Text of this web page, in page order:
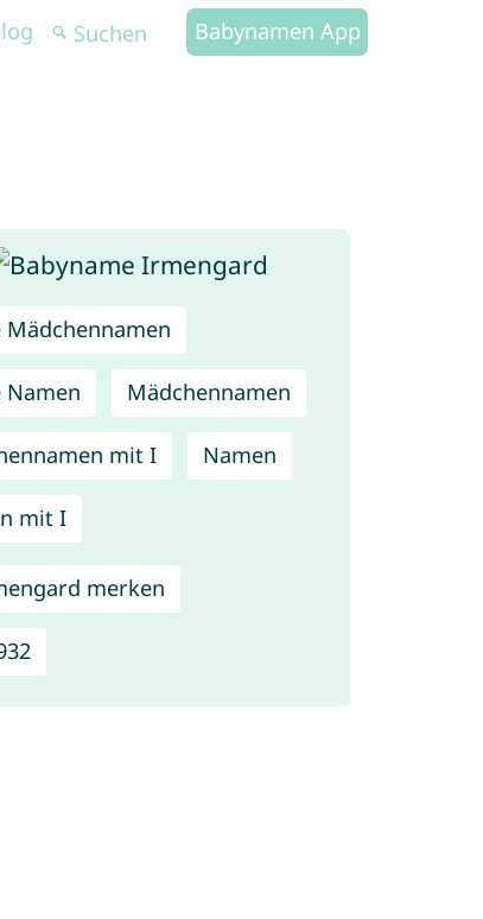
Babynamen App
Mädchennamen
Namen Mädchennamen
mit I Namen
mit I
merken